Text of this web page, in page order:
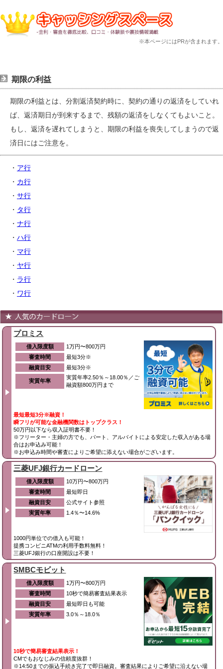
※本ページにはPRが含まれます。
期限の利益
期限の利益とは、分割返済契約時に、契約の通りの返済をしていれ
ば、返済期日が到来するまで、残額の返済をしなくてもよいこと。
もし、返済を遅れてしまうと、期限の利益を喪失してしまうので返
済日にはご注意を。
・ ア行
・ カ行
・ サ行
・ タ行
・ ナ行
・ ハ行
・ マ行
・ ヤ行
・ ラ行
・ ワ行
プロミス
借入限度額
1万円〜800万円
審査時間
最短3分※
融資目安
最短3分※
実質年率
実質年率2.50％～18.00％／ご
融資額800万円まで
最短最短3分※融資！
瞬フリが可能な金融機関数はトップクラス！
50万円以下なら収入証明書不要！
※フリーター・主婦の方でも、パート、アルバイトによる安定した収入がある場
合はお申込み可能！
※お申込み時間や審査によりご希望に添えない場合がございます。
三菱UFJ銀行カードローン
借入限度額
10万円〜800万円
審査時間
最短即日
融資目安
公式サイト参照
実質年率
1.4％〜14.6%
1000円単位での借入も可能！
提携コンビニATMの利用手数料無料！
三菱UFJ銀行の口座開設は不要！
SMBCモビット
借入限度額
1万円〜800万円
審査時間
10秒で簡易審査結果表示
融資目安
最短即日も可能
実質年率
3.0％～18.0％
10秒で簡易審査結果表示！
CMでもおなじみの信頼度抜群！
※14:50までの振込手続き完了で即日融資。審査結果によりご希望に沿えない場